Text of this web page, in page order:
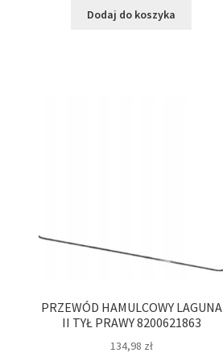
Dodaj do koszyka
PRZEWÓD HAMULCOWY LAGUNA
II TYŁ PRAWY 8200621863
134,98 zł